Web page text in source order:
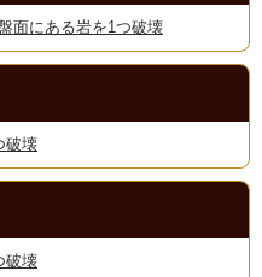
面にある岩を1つ破壊
破壊
破壊